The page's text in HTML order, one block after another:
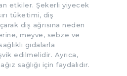
etkiler. Şekerli yiyecek
tüketimi, diş
diş ağrısına neden
meyve, sebze ve
gıdalarla
edilmelidir. Ayrıca,
sağlığı için faydalıdır.